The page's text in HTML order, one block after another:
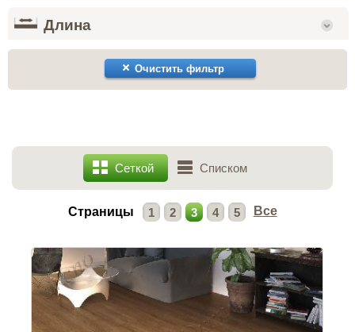
Длина
Очистить фильтр
Сеткой Списком
Страницы Все
1 2 3 4 5